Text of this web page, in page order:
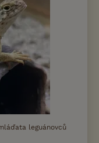
leguánovců